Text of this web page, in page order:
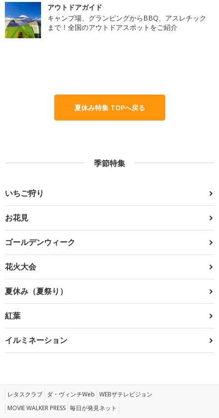
アウトドアガイド
キャンプ場、グランピングからBBQ、アスレチック
まで！全国のアウトドアスポットをご紹介
夏休み特集 TOPへ戻る
季節特集
いちご狩り
お花見
ゴールデンウィーク
花火大会
夏休み（夏祭り）
紅葉
イルミネーション
レタスクラブ ダ・ヴィンチWeb WEBザテレビジョン
MOVIE WALKER PRESS 毎日が発見ネット